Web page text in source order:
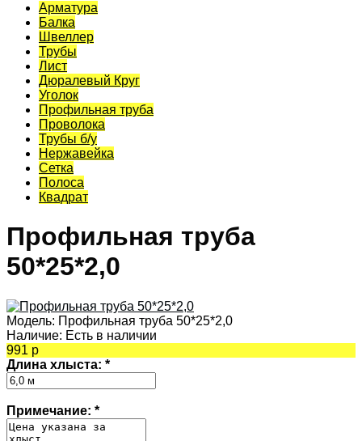
Арматура
Балка
Швеллер
Трубы
Лист
Дюралевый Круг
Уголок
Профильная труба
Проволока
Трубы б/у
Нержавейка
Сетка
Полоса
Квадрат
Профильная труба
50*25*2,0
Модель: Профильная труба 50*25*2,0
Наличие: Есть в наличии
991 р
Длина хлыста: *
Примечание: *